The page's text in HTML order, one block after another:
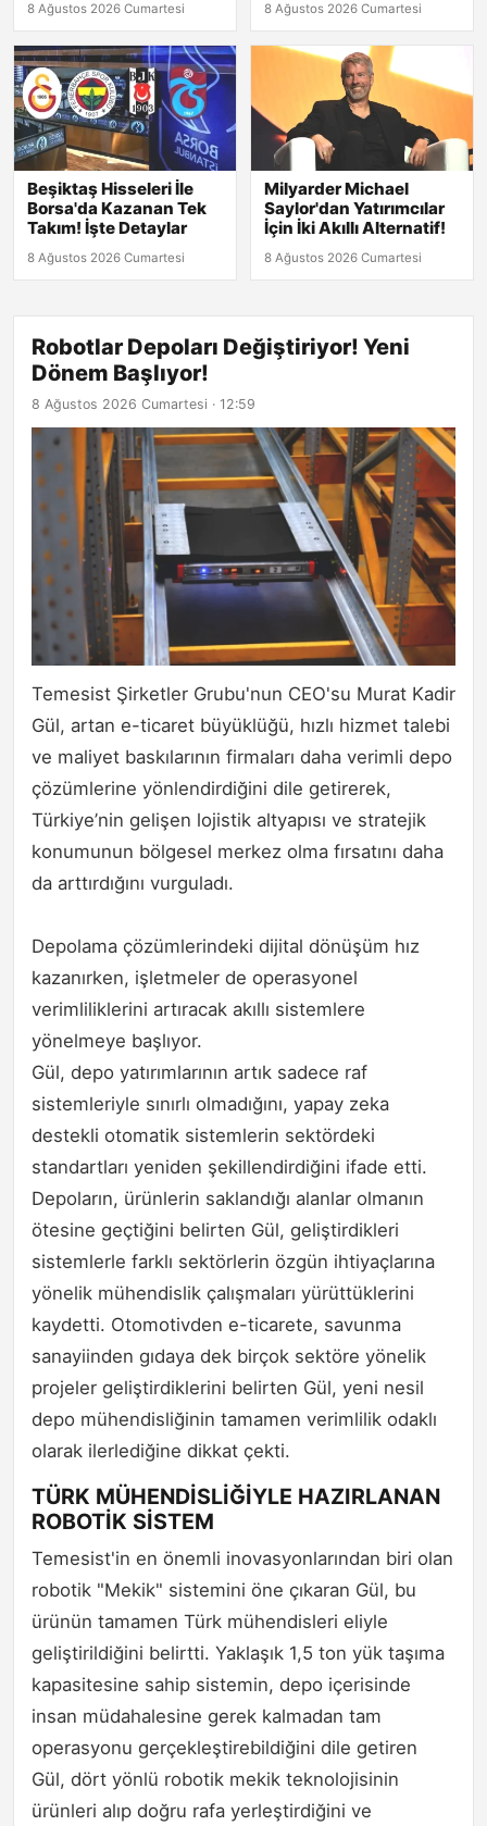
8 Ağustos 2026 Cumartesi 8 Ağustos 2026 Cumartesi
Beşiktaş Hisseleri İle
Borsa'da Kazanan Tek
Takım! İşte Detaylar
8 Ağustos 2026 Cumartesi
Milyarder Michael
Saylor'dan Yatırımcılar
İçin İki Akıllı Alternatif!
8 Ağustos 2026 Cumartesi
Robotlar Depoları Değiştiriyor! Yeni
Dönem Başlıyor!
8 Ağustos 2026 Cumartesi · 12:59
Temesist Şirketler Grubu'nun CEO'su Murat Kadir
Gül, artan e-ticaret büyüklüğü, hızlı hizmet talebi
ve maliyet baskılarının firmaları daha verimli depo
çözümlerine yönlendirdiğini dile getirerek,
Türkiye’nin gelişen lojistik altyapısı ve stratejik
konumunun bölgesel merkez olma fırsatını daha
da arttırdığını vurguladı.
Depolama çözümlerindeki dijital dönüşüm hız
kazanırken, işletmeler de operasyonel
verimliliklerini artıracak akıllı sistemlere
yönelmeye başlıyor.
Gül, depo yatırımlarının artık sadece raf
sistemleriyle sınırlı olmadığını, yapay zeka
destekli otomatik sistemlerin sektördeki
standartları yeniden şekillendirdiğini ifade etti.
Depoların, ürünlerin saklandığı alanlar olmanın
ötesine geçtiğini belirten Gül, geliştirdikleri
sistemlerle farklı sektörlerin özgün ihtiyaçlarına
yönelik mühendislik çalışmaları yürüttüklerini
kaydetti. Otomotivden e-ticarete, savunma
sanayiinden gıdaya dek birçok sektöre yönelik
projeler geliştirdiklerini belirten Gül, yeni nesil
depo mühendisliğinin tamamen verimlilik odaklı
olarak ilerlediğine dikkat çekti.
TÜRK MÜHENDİSLİĞİYLE HAZIRLANAN
ROBOTİK SİSTEM
Temesist'in en önemli inovasyonlarından biri olan
robotik "Mekik" sistemini öne çıkaran Gül, bu
ürünün tamamen Türk mühendisleri eliyle
geliştirildiğini belirtti. Yaklaşık 1,5 ton yük taşıma
kapasitesine sahip sistemin, depo içerisinde
insan müdahalesine gerek kalmadan tam
operasyonu gerçekleştirebildiğini dile getiren
Gül, dört yönlü robotik mekik teknolojisinin
ürünleri alıp doğru rafa yerleştirdiğini ve